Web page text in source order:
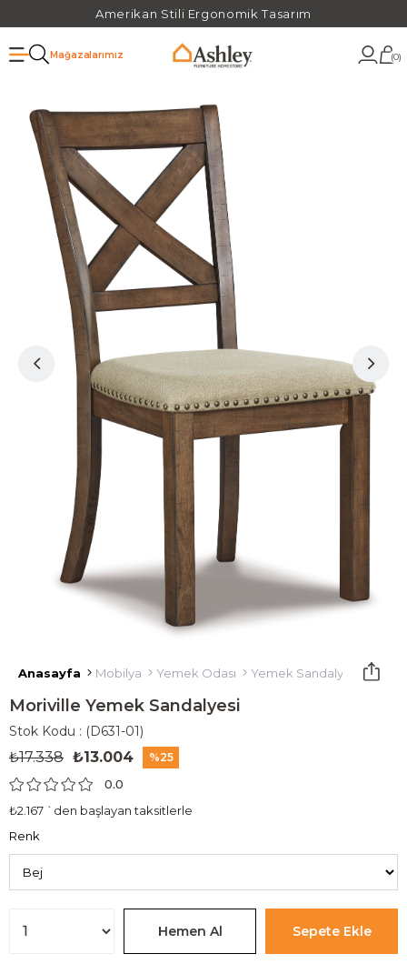
Amerikan Stili Ergonomik Tasarım
Mağazalarımız 0
Anasayfa Mobilya Yemek Odası Yemek Sandalyesi
Moriville Yemek Sandalyesi
Stok Kodu (D631-01)
₺17.338 ₺13.004 25
0.0
₺2.167 `den başlayan taksitlerle
Renk